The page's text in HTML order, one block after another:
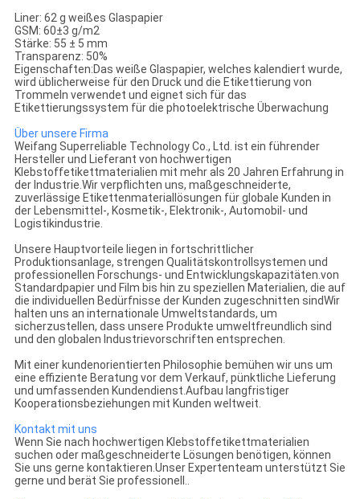
Liner: 62 g weißes Glaspapier
GSM: 60±3 g/m2
Stärke: 55 ± 5 mm
Transparenz: 50%
Eigenschaften:Das weiße Glaspapier, welches kalendiert wurde,
wird üblicherweise für den Druck und die Etikettierung von
Trommeln verwendet und eignet sich für das
Etikettierungssystem für die photoelektrische Überwachung
Über unsere Firma
Weifang Superreliable Technology Co., Ltd. ist ein führender
Hersteller und Lieferant von hochwertigen
Klebstoffetikettmaterialien mit mehr als 20 Jahren Erfahrung in
der Industrie.Wir verpflichten uns, maßgeschneiderte,
zuverlässige Etikettenmateriallösungen für globale Kunden in
der Lebensmittel-, Kosmetik-, Elektronik-, Automobil- und
Logistikindustrie.
Unsere Hauptvorteile liegen in fortschrittlicher
Produktionsanlage, strengen Qualitätskontrollsystemen und
professionellen Forschungs- und Entwicklungskapazitäten.von
Standardpapier und Film bis hin zu speziellen Materialien, die auf
die individuellen Bedürfnisse der Kunden zugeschnitten sindWir
halten uns an internationale Umweltstandards, um
sicherzustellen, dass unsere Produkte umweltfreundlich sind
und den globalen Industrievorschriften entsprechen.
Mit einer kundenorientierten Philosophie bemühen wir uns um
eine effiziente Beratung vor dem Verkauf, pünktliche Lieferung
und umfassenden Kundendienst.Aufbau langfristiger
Kooperationsbeziehungen mit Kunden weltweit.
Kontakt mit uns
Wenn Sie nach hochwertigen Klebstoffetikettmaterialien
suchen oder maßgeschneiderte Lösungen benötigen, können
Sie uns gerne kontaktieren.Unser Expertenteam unterstützt Sie
gerne und berät Sie professionell..